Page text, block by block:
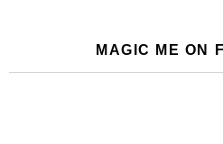
MAGIC ME ON